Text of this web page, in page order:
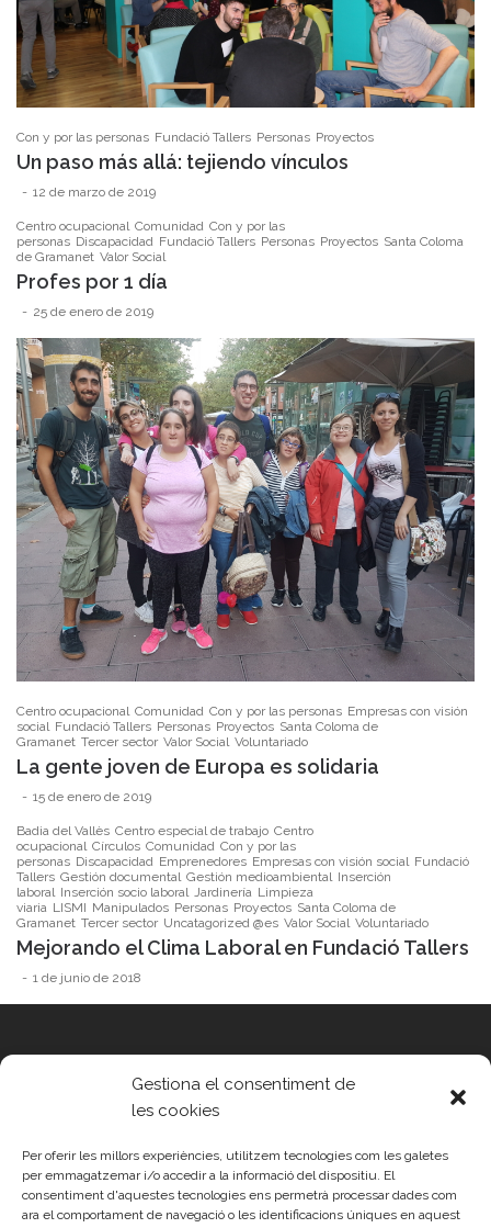
Gestiona el consentiment de
les cookies
Per oferir les millors experiències, utilitzem tecnologies com les galetes
per emmagatzemar i/o accedir a la informació del dispositiu. El
consentiment d'aquestes tecnologies ens permetrà processar dades com
ara el comportament de navegació o les identificacions úniques en aquest
Con y por las personas Fundació Tallers Personas Proyectos
Un paso más allá: tejiendo vínculos
12 de marzo de 2019
Centro ocupacional Comunidad Con y por las
personas Discapacidad Fundació Tallers Personas Proyectos Santa Coloma
de Gramanet Valor Social
Profes por 1 día
25 de enero de 2019
Centro ocupacional Comunidad Con y por las personas Empresas con visión
social Fundació Tallers Personas Proyectos Santa Coloma de
Gramanet Tercer sector Valor Social Voluntariado
La gente joven de Europa es solidaria
15 de enero de 2019
Badia del Vallès Centro especial de trabajo Centro
ocupacional Círculos Comunidad Con y por las
personas Discapacidad Emprenedores Empresas con visión social Fundació
Tallers Gestión documental Gestión medioambiental Inserción
laboral Inserción socio laboral Jardinería Limpieza
viaria LISMI Manipulados Personas Proyectos Santa Coloma de
Gramanet Tercer sector Uncatagorized @es Valor Social Voluntariado
Mejorando el Clima Laboral en Fundació Tallers
1 de junio de 2018
Fundació Tallers | Inclusió Laboral
Entitat de Pere Caver Grup
Tel. 93 392 23 11
info@fundaciotallers.org